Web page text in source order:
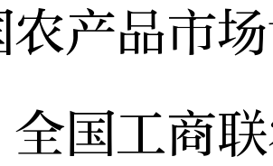
农产品市
全国工商